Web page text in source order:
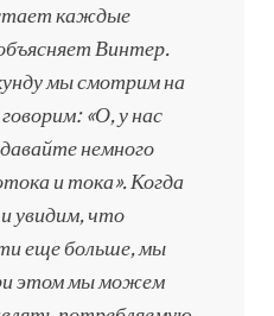
каждые
Винтер.
мы смотрим на
«О, у нас
немного
и тока». Когда
увидим, что
еще больше, мы
этом мы можем